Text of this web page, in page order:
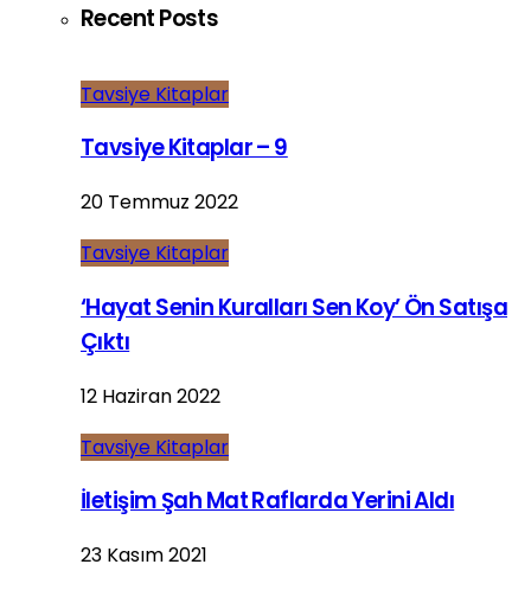
Recent Posts
Tavsiye Kitaplar
Tavsiye Kitaplar – 9
20 Temmuz 2022
Tavsiye Kitaplar
‘Hayat Senin Kuralları Sen Koy’ Ön Satışa
Çıktı
12 Haziran 2022
Tavsiye Kitaplar
İletişim Şah Mat Raflarda Yerini Aldı
23 Kasım 2021